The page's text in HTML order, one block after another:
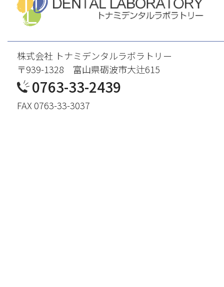
株式会社 トナミデンタルラボラトリー
〒939-1328 富山県砺波市大辻615
0763-33-2439
FAX 0763-33-3037